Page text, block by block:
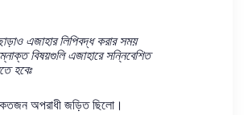
এজাহার লিপিবদ্ধ করার সময়
বিষয়গুলি এজাহারে সন্নিবেশিত
হবেঃ
অপরাধী জড়িত ছিলো।